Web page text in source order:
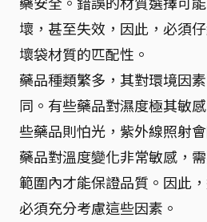
壞，甚至失效，因此，必須
壞袋材質的匹配性。
藥品種類繁多，其對環境因
同。有些藥品對濕度極其敏
些藥品則怕光，紫外線照射
藥品對溫度變化非常敏感，
範圍內才能保證品質。因此
必須充分考慮這些因素。